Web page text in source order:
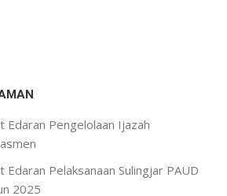
Edaran Pengelolaan Ijazah
Edaran Pelaksanaan Sulingjar PAUD
2025